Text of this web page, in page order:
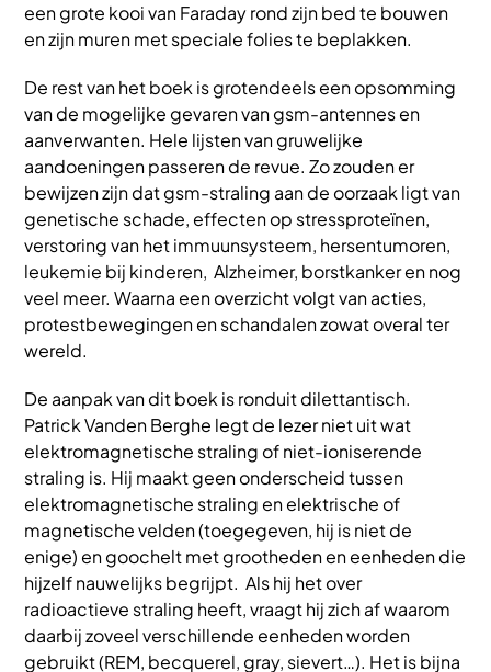
een grote kooi van Faraday rond zijn bed te bouwen
en zijn muren met speciale folies te beplakken.
De rest van het boek is grotendeels een opsomming
van de mogelijke gevaren van gsm-antennes en
aanverwanten. Hele lijsten van gruwelijke
aandoeningen passeren de revue. Zo zouden er
bewijzen zijn dat gsm-straling aan de oorzaak ligt van
genetische schade, effecten op stressproteïnen,
verstoring van het immuunsysteem, hersentumoren,
leukemie bij kinderen, Alzheimer, borstkanker en nog
veel meer. Waarna een overzicht volgt van acties,
protestbewegingen en schandalen zowat overal ter
wereld.
De aanpak van dit boek is ronduit dilettantisch.
Patrick Vanden Berghe legt de lezer niet uit wat
elektromagnetische straling of niet-ioniserende
straling is. Hij maakt geen onderscheid tussen
elektromagnetische straling en elektrische of
magnetische velden (toegegeven, hij is niet de
enige) en goochelt met grootheden en eenheden die
hijzelf nauwelijks begrijpt. Als hij het over
radioactieve straling heeft, vraagt hij zich af waarom
daarbij zoveel verschillende eenheden worden
gebruikt (REM, becquerel, gray, sievert…). Het is bijna